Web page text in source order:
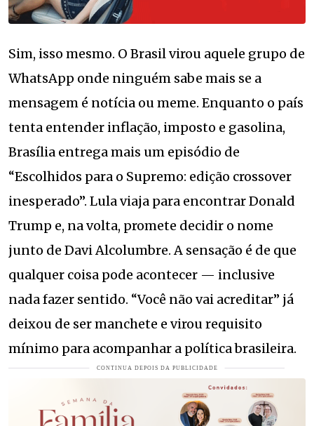
Sim, isso mesmo. O Brasil virou aquele grupo de
WhatsApp onde ninguém sabe mais se a
mensagem é notícia ou meme. Enquanto o país
tenta entender inflação, imposto e gasolina,
Brasília entrega mais um episódio de
“Escolhidos para o Supremo: edição crossover
inesperado”. Lula viaja para encontrar Donald
Trump e, na volta, promete decidir o nome
junto de Davi Alcolumbre. A sensação é de que
qualquer coisa pode acontecer — inclusive
nada fazer sentido. “Você não vai acreditar” já
deixou de ser manchete e virou requisito
mínimo para acompanhar a política brasileira.